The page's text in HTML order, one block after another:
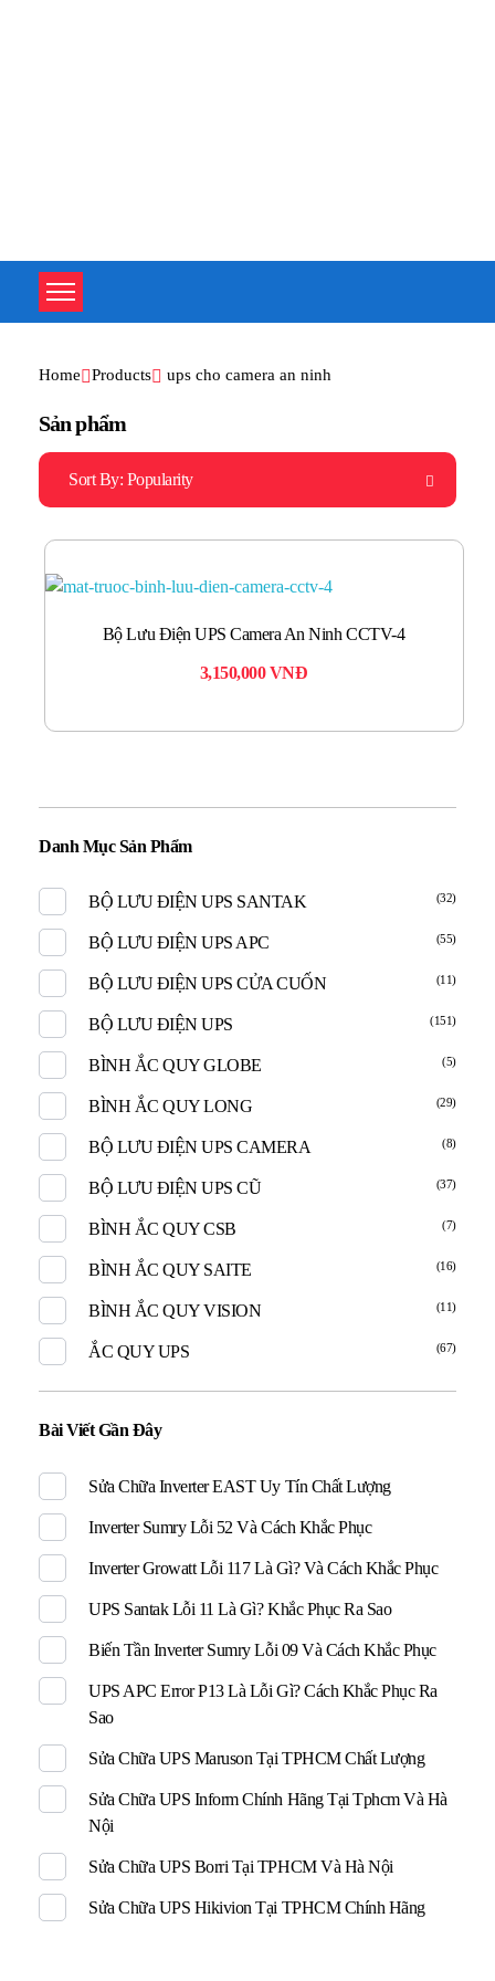
Home Products ups cho camera an ninh
Sản phẩm
Sort By: Popularity
Bộ Lưu Điện UPS Camera An Ninh CCTV-4
3,150,000VNĐ
Danh Mục Sản Phẩm
BỘ LƯU ĐIỆN UPS SANTAK (32)
BỘ LƯU ĐIỆN UPS APC (55)
BỘ LƯU ĐIỆN UPS CỬA CUỐN (11)
BỘ LƯU ĐIỆN UPS (151)
BÌNH ẮC QUY GLOBE (5)
BÌNH ẮC QUY LONG (29)
BỘ LƯU ĐIỆN UPS CAMERA (8)
BỘ LƯU ĐIỆN UPS CŨ (37)
BÌNH ẮC QUY CSB (7)
BÌNH ẮC QUY SAITE (16)
BÌNH ẮC QUY VISION (11)
ẮC QUY UPS (67)
Bài Viết Gần Đây
Sửa Chữa Inverter EAST Uy Tín Chất Lượng
Inverter Sumry Lỗi 52 Và Cách Khắc Phục
Inverter Growatt Lỗi 117 Là Gì? Và Cách Khắc Phục
UPS Santak Lỗi 11 Là Gì? Khắc Phục Ra Sao
Biến Tần Inverter Sumry Lỗi 09 Và Cách Khắc Phục
UPS APC Error P13 Là Lỗi Gì? Cách Khắc Phục Ra
Sao
Sửa Chữa UPS Maruson Tại TPHCM Chất Lượng
Sửa Chữa UPS Inform Chính Hãng Tại Tphcm Và Hà
Nội
Sửa Chữa UPS Borri Tại TPHCM Và Hà Nội
Sửa Chữa UPS Hikivion Tại TPHCM Chính Hãng